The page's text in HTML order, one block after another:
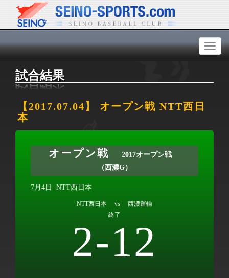
Toggle
試合結果
【2017.07.04】 オープン戦 NTT西日
本
オープン戦
2017オープン戦
（西濃G）
7月4日 NTT西日本
NTT西日本 vs 西濃運輸
終了
2-12